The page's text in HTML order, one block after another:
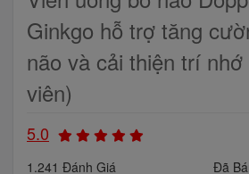
Ginkgo hỗ trợ tăng
não và cải thiện trí nhớ
viên)
5.0
1.241 Đánh Giá
Đã